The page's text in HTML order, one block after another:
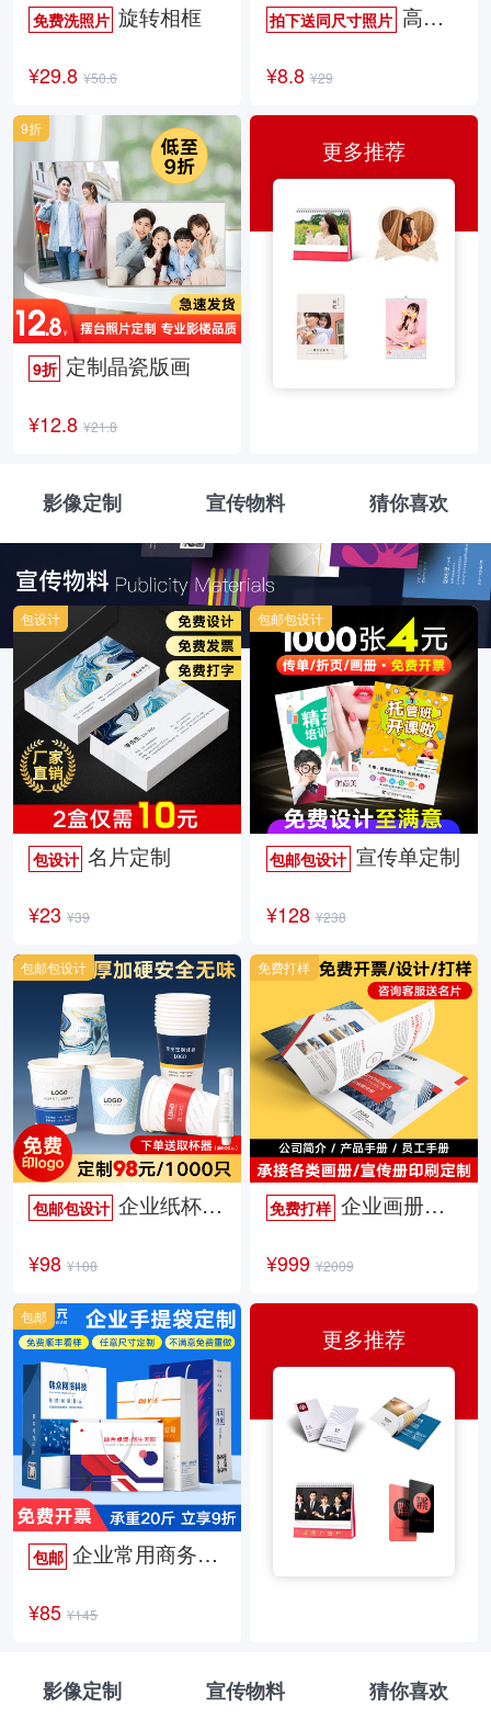
免费洗照片 旋转相框
¥29.8 ¥50.6
拍下送同尺寸照片高档欧式相框
¥8.8 ¥29
9折 定制晶瓷版画
¥12.8 ¥21.8
9折
更多推荐
影像定制 宣传物料 猜你喜欢
包设计 名片定制
¥23 ¥39
包设计
包邮包设计宣传单定制
¥128 ¥238
包邮包设计
包邮包设计 企业纸杯定制
¥98 ¥108
包邮包设计
免费打样企业画册定制
¥999 ¥2009
免费打样
包邮 企业常用商务手提袋
¥85 ¥145
包邮
更多推荐
影像定制 宣传物料 猜你喜欢